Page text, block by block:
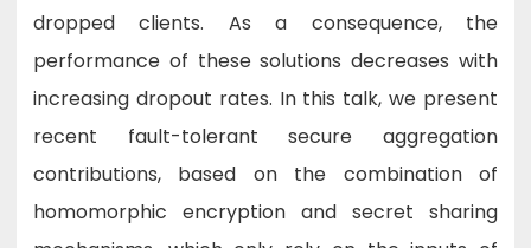
dropped clients. As a consequence, the
performance of these solutions decreases with
increasing dropout rates. In this talk, we present
recent fault-tolerant secure aggregation
contributions, based on the combination of
homomorphic encryption and secret sharing